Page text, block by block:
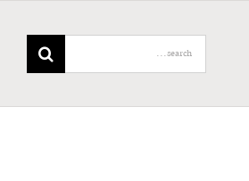
Search
for: